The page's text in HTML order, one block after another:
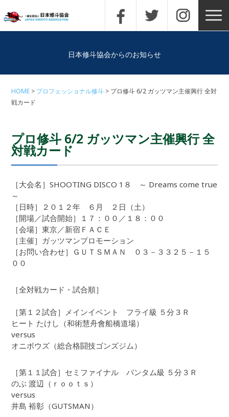
日本修斗協会からのお知らせ
HOME プロフェッショナル修斗
プロ修斗 6/2 ガッツマン主催興行 全対
戦カード
プロ修斗 6/2 ガッツマン主催興行 全
対戦カード
［大会名］SHOOTING DISCO 1８ ～ Dreams come true
～
［日時］２０１２年 ６月 ２日（土）
［開場／試合開始］１７：００／１８：００
［会場］東京／新宿ＦＡＣＥ
［主催］ガッツマンプロモーション
［お問い合わせ］ＧＵＴＳＭＡＮ ０３－３３２５－１５
００
［全対戦カード・試合順］
［第１２試合］メインイベント フライ級 ５分３Ｒ
ヒート たけし（和術慧舟會船橋道場）
versus
オニボウズ（総合格闘技ゴンズジム）
［第１１試合］セミファイナル バンタム級 ５分３Ｒ
のぶ 渡辺（ｒｏｏｔｓ）
versus
井島 裕彰（GUTSMAN）